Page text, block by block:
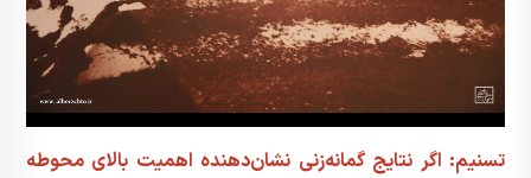
تسنیم: اگر نتایج گمانه‌زنی نشان‌دهنده اهمیت بالای محوطه